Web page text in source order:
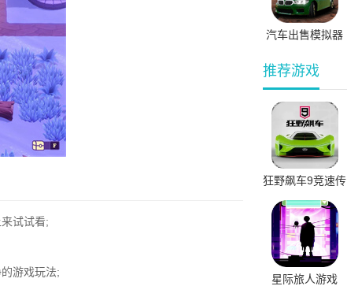
试试看;
游戏玩法;
汽车出售模拟器
推荐游戏
狂野飙车9竞速传
星际旅人游戏